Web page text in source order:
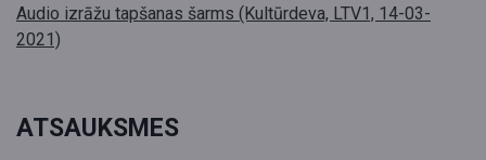
Audio izrāžu tapšanas šarms (Kultūrdeva, LTV1, 14-03-
2021)
ATSAUKSMES